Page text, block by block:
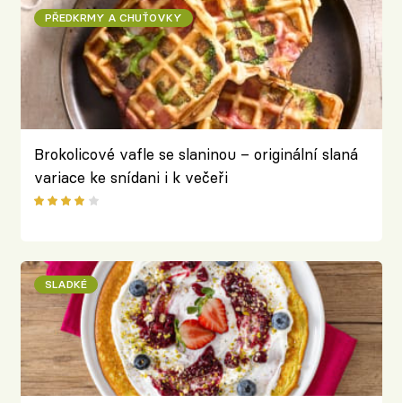
PŘEDKRMY A CHUŤOVKY
Brokolicové vafle se slaninou – originální slaná
variace ke snídani i k večeři
SLADKÉ